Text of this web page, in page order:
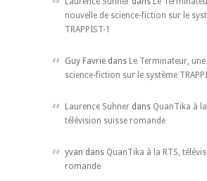
nouvelle de science-fiction sur le
TRAPPIST-1
Guy Favrie dans Le Terminateur,
science-fiction sur le système
Laurence Suhner dans QuanTika à la
télévision suisse romande
yvan dans QuanTika à la RTS,
romande